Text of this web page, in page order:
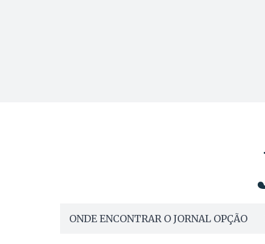
ONDE ENCONTRAR O JORNAL OPÇÃO